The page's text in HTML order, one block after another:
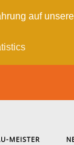
auf
MEISTER